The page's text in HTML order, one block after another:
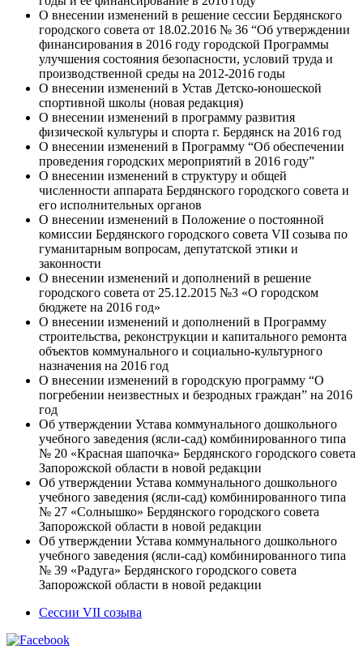
О внесении изменений в решение сессии Бердянского
городского совета от 18.02.2016 № 36 “Об утверждении
финансирования в 2016 году городской Программы
улучшения состояния безопасности, условий труда и
производственной среды на 2012-2016 годы
О внесении изменений в Устав Детско-юношеской
спортивной школы (новая редакция)
О внесении изменений в программу развития
физической культуры и спорта г. Бердянск на 2016 год
О внесении изменений в Программу “Об обеспечении
проведения городских мероприятий в 2016 году”
О внесении изменений в структуру и общей
численности аппарата Бердянского городского совета и
его исполнительных органов
О внесении изменений в Положение о постоянной
комиссии Бердянского городского совета VII созыва по
гуманитарным вопросам, депутатской этики и
законности
О внесении изменений и дополнений в решение
городского совета от 25.12.2015 №3 «О городском
бюджете на 2016 год»
О внесении изменений и дополнений в Программу
строительства, реконструкции и капитального ремонта
объектов коммунального и социально-культурного
назначения на 2016 год
О внесении изменений в городскую программу “О
погребении неизвестных и безродных граждан” на 2016
год
Об утверждении Устава коммунального дошкольного
учебного заведения (ясли-сад) комбинированного типа
№ 20 «Красная шапочка» Бердянского городского совета
Запорожской области в новой редакции
Об утверждении Устава коммунального дошкольного
учебного заведения (ясли-сад) комбинированного типа
№ 27 «Солнышко» Бердянского городского совета
Запорожской области в новой редакции
Об утверждении Устава коммунального дошкольного
учебного заведения (ясли-сад) комбинированного типа
№ 39 «Радуга» Бердянского городского совета
Запорожской области в новой редакции
Сессии VII созыва